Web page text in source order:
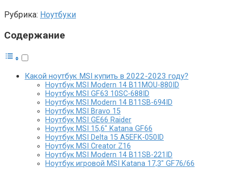
Рубрика: Ноутбуки
Содержание
Какой ноутбук MSI купить в 2022-2023 году?
Ноутбук MSI Modern 14 B11MOU-880ID
Ноутбук MSI GF63 10SC-688ID
Ноутбук MSI Modern 14 B11SB-694ID
Ноутбук MSI Bravo 15
Ноутбук MSI GE66 Raider
Ноутбук MSI 15,6″ Katana GF66
Ноутбук MSI Delta 15 A5EFK-050ID
Ноутбук MSI Creator Z16
Ноутбук MSI Modern 14 B11SB-221ID
Ноутбук игровой MSI Katana 17,3″ GF76/66